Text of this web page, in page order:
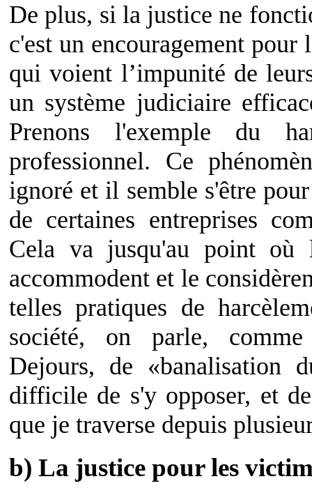
De plus, si la justice ne
c'est un encouragement pour
qui voient l’impunité de
un système judiciaire
Prenons l'exemple du
professionnel. Ce
ignoré et il semble s'être
de certaines entreprises
Cela va jusqu'au point où
accommodent et le
telles pratiques de
société, on parle,
Dejours, de «banalisation
difficile de s'y opposer, et
que je traverse depuis
b) La justice pour les